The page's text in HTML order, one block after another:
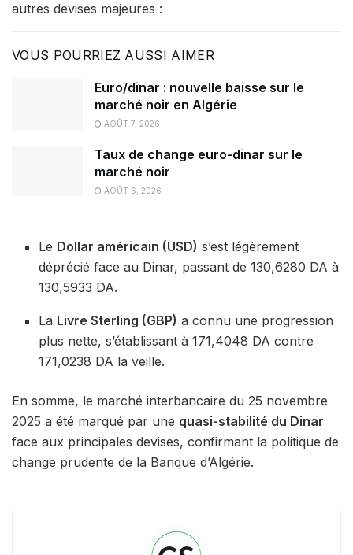
autres devises majeures :
VOUS POURRIEZ AUSSI AIMER
Euro/dinar : nouvelle baisse sur le
marché noir en Algérie
AOÛT 7, 2026
Taux de change euro-dinar sur le
marché noir
AOÛT 6, 2026
Le Dollar américain (USD) s’est légèrement
déprécié face au Dinar, passant de 130,6280 DA à
130,5933 DA.
La Livre Sterling (GBP) a connu une progression
plus nette, s’établissant à 171,4048 DA contre
171,0238 DA la veille.
En somme, le marché interbancaire du 25 novembre
2025 a été marqué par une quasi-stabilité du Dinar
face aux principales devises, confirmant la politique de
change prudente de la Banque d’Algérie.